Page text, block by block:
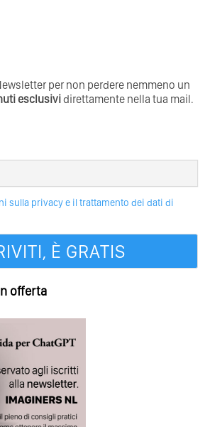
per non perdere nemmeno un
esclusividirettamente nella tua mail.
sulla privacy e il trattamento dei dati di
offerta